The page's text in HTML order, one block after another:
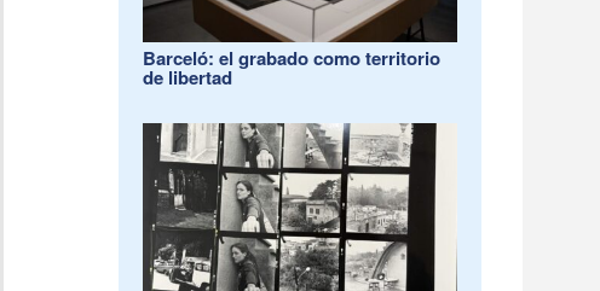
Barceló: el grabado como territorio
de libertad